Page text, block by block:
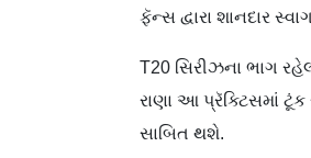
ફૅન્સ દ્વારા શાનદાર
T20 સિરીઝના ભાગ
રાણા આ પ્રૅક્ટિસમાં ટૂંક
સાબિત થશે.